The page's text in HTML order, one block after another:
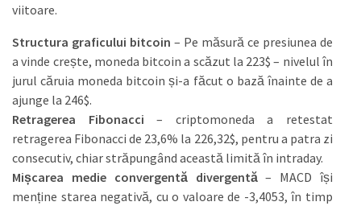
viitoare.
Structura graficului bitcoin – Pe măsură ce presiunea de
a vinde crește, moneda bitcoin a scăzut la 223$ – nivelul în
jurul căruia moneda bitcoin și-a făcut o bază înainte de a
ajunge la 246$.
Retragerea Fibonacci – criptomoneda a retestat
retragerea Fibonacci de 23,6% la 226,32$, pentru a patra zi
consecutiv, chiar străpungând această limită în intraday.
Mișcarea medie convergentă divergentă– MACD își
menține starea negativă, cu o valoare de -3,4053, în timp